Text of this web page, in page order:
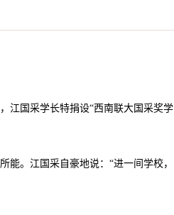
江国采学长特捐设“西南联大国采奖学
。江国采自豪地说：“进一间学校，